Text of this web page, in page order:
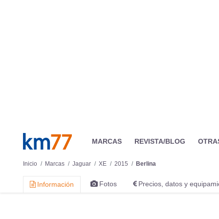
Touch Pro tiene un navegador que es capaz de guiar al
Zaragoza, de 50 años, con más de 20 años de carnet, que
compañía y con una franquicia de 250 euros, el precio de la